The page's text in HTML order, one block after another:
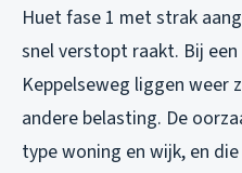
Huet fase 1 met strak
snel verstopt raakt. Bij
Keppelseweg liggen weer
andere belasting. De
type woning en wijk, en